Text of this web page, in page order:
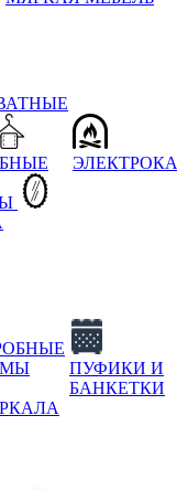
ПУФИКИ И
БАНКЕТКИ